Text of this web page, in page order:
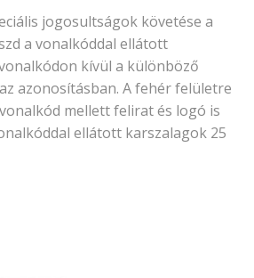
jogosultságok követése a
a vonalkóddal ellátott
kívül a különböző
azonosításban. A fehér felületre
mellett felirat és logó is
ellátott karszalagok 25